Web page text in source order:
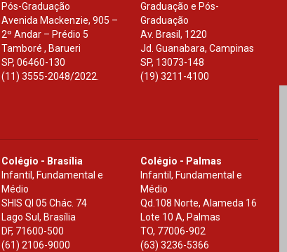
Pós-Graduação
Avenida Mackenzie, 905 –
2º Andar – Prédio 5
Tamboré , Barueri
SP, 06460-130
(11) 3555-2048/2022.
Graduação e Pós-
Graduação
Av. Brasil, 1220
Jd. Guanabara, Campinas
SP, 13073-148
(19) 3211-4100
Colégio - Brasília
Infantil, Fundamental e
Médio
SHIS Ql 05 Chác. 74
Lago Sul, Brasília
DF, 71600-500
(61) 2106-9000
Colégio - Palmas
Infantil, Fundamental e
Médio
Qd.108 Norte, Alameda 16
Lote 10 A, Palmas
TO, 77006-902
(63) 3236-5366